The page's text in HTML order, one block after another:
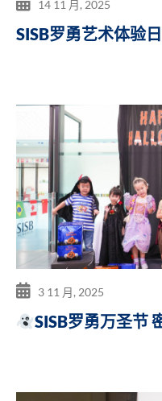
SISB罗勇艺术体验
14 11 月, 2025
SISB罗勇万圣节
3 11 月, 2025